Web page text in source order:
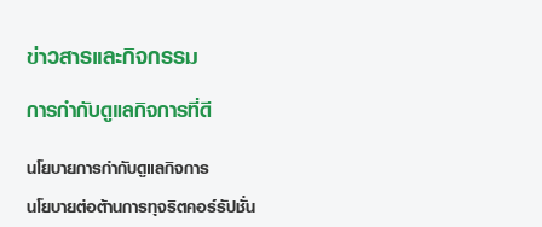
ข่าวสารและกิจกรรม
การกำกับดูแลกิจการที่ดี
นโยบายการกำกับดูแลกิจการ
นโยบายต่อต้านการทุจริตคอร์รัปชั่น